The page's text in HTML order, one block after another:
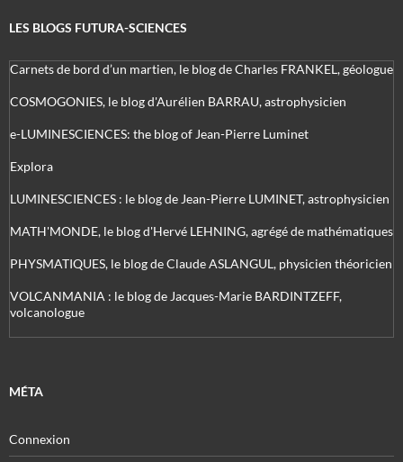
LES BLOGS FUTURA-SCIENCES
Carnets de bord d’un martien, le blog de Charles FRANKEL, géologue
COSMOGONIES, le blog d'Aurélien BARRAU, astrophysicien
e-LUMINESCIENCES: the blog of Jean-Pierre Luminet
Explora
LUMINESCIENCES : le blog de Jean-Pierre LUMINET, astrophysicien
MATH'MONDE, le blog d'Hervé LEHNING, agrégé de mathématiques
PHYSMATIQUES, le blog de Claude ASLANGUL, physicien théoricien
VOLCANMANIA : le blog de Jacques-Marie BARDINTZEFF,
volcanologue
MÉTA
Connexion